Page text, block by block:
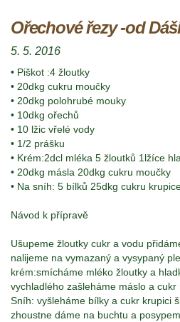
Ořechové řezy -od
5. 5. 2016
• Piškot :4 žloutky
• 20dkg cukru moučky
• 20dkg polohrubé mouky
• 10dkg ořechů
• 10 lžic vřelé vody
• 1/2 prášku
• Krém:2dcl mléka 5 žloutků 1lžíce
• 20dkg másla 20dkg cukru moučky
• Na sníh: 5 bílků 25dkg cukru
Návod k přípravě
Ušupeme žloutky cukr a vodu
nalijeme na vymazaný a vysypaný
krém:smícháme mléko žloutky a
vychladlého zašleháme máslo a
Sníh: vyšleháme bílky a cukr krupici
zhoustne dáme na buchtu a